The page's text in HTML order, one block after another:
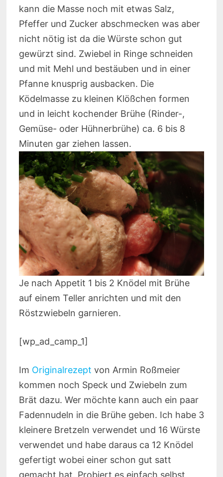
kann die Masse noch mit etwas Salz,
Pfeffer und Zucker abschmecken was aber
nicht nötig ist da die Würste schon gut
gewürzt sind. Zwiebel in Ringe schneiden
und mit Mehl und bestäuben und in einer
Pfanne knusprig ausbacken. Die
Ködelmasse zu kleinen Klößchen formen
und in leicht kochender Brühe (Rinder-,
Gemüse- oder Hühnerbrühe) ca. 6 bis 8
Minuten gar ziehen lassen.
Je nach Appetit 1 bis 2 Knödel mit Brühe
auf einem Teller anrichten und mit den
Röstzwiebeln garnieren.
[wp_ad_camp_1]
Im Originalrezept von Armin Roßmeier
kommen noch Speck und Zwiebeln zum
Brät dazu. Wer möchte kann auch ein paar
Fadennudeln in die Brühe geben. Ich habe 3
kleinere Bretzeln verwendet und 16 Würste
verwendet und habe daraus ca 12 Knödel
gefertigt wobei einer schon gut satt
gemacht hat. Probiert es einfach selbst